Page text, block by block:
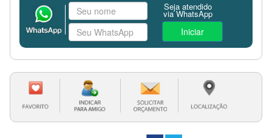
Seja atendido
via WhatsApp
Iniciar